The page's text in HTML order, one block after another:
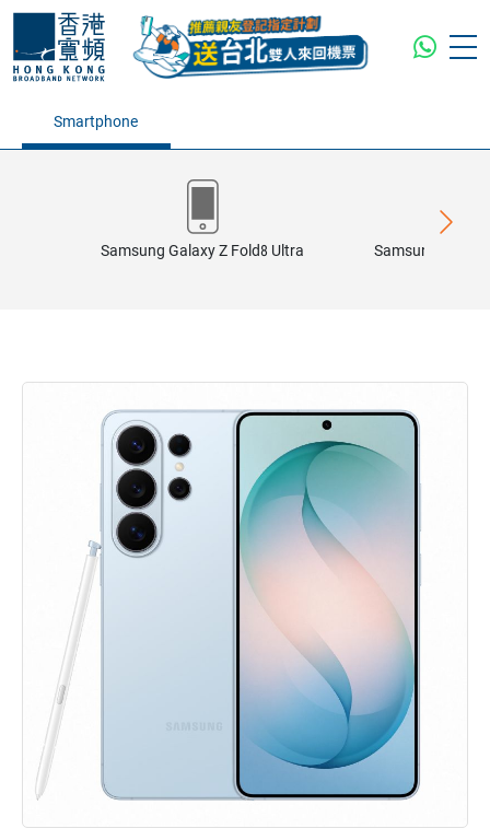
Smartphone
Samsung Galaxy Z Fold8 Ultra Samsung